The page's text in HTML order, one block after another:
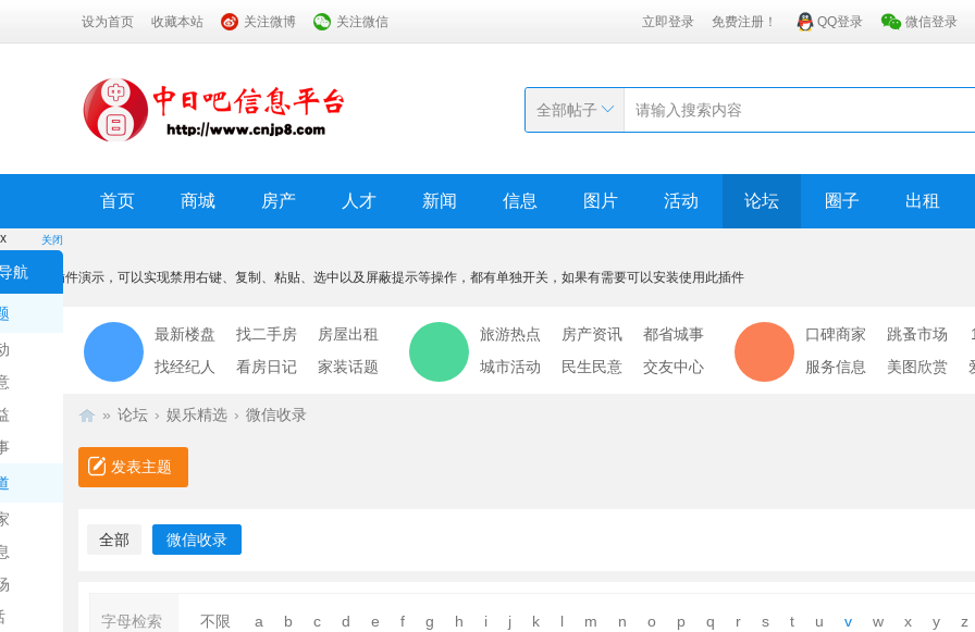
设为首页 收藏本站 关注微博 关注微信 立即登录 免费注册！ QQ登录 微信登录
全部帖子
首页 商城 房产 人才 新闻 信息 图片 活动 论坛 圈子 出租
关闭
航
x
本功能为插件演示，可以实现禁用右键、复制、粘贴、选中以及屏蔽提示等操作，都有单独开关，如果有需要可以安装使用此插件
我知道了
最新楼盘 找二手房
房屋出租
找经纪人
看房日记 家装话题
旅游热点 房产资讯
都省城事
城市活动
民生民意 交友中心
口碑商家 跳蚤市场
服务信息
美图欣赏
» 论坛 › 娱乐精选 › 微信收录
发表主题
全部 微信收录
字母检索 不限 a b c d e f g h i j k l m n o p q r s t u v w x y z